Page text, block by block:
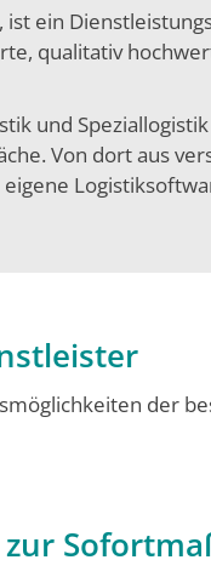
ist ein
qualitativ
und
Von dort aus
der